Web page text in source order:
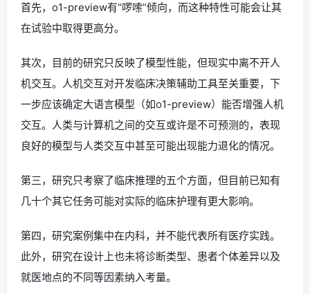
首先，o1-preview有“啰嗦”倾向，而这种特性可能会让其
在试验中取得更高分。
其次，目前的研究只反映了模型性能，但现实中离不开人
机交互。人机交互对开发临床决策辅助工具至关重要，下
一步应该确定大语言模型（如o1-preview）能否增强人机
交互。人类与计算机之间的交互或许是不可预测的，表现
良好的模型与人类交互中甚至可能出现能力退化的情况。
第三，研究只考察了临床推理的五个方面，但目前已知有
几十个其它任务可能对实际的临床护理有更大影响。
第四，研究案例集中在内科，并不能代表所有医疗实践。
此外，研究在设计上也未将诊断类型、患者个体差异以及
就医地点的不同等因素纳入考量。